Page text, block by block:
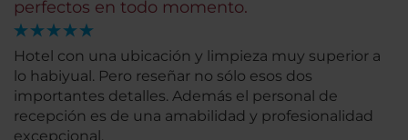
perfectos en todo momento.
Hotel con una ubicación y limpieza muy superior a
lo habiyual. Pero reseñar no sólo esos dos
importantes detalles. Además el personal de
recepción es de una amabilidad y profesionalidad
excepcional.